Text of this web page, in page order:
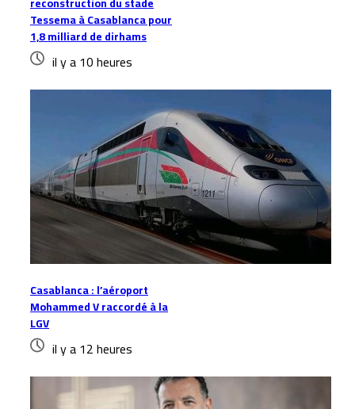
Tessema à Casablanca pour
1,8 milliard de dirhams
il y a 10 heures
Casablanca : l’aéroport
Mohammed V raccordé à la
LGV
il y a 12 heures